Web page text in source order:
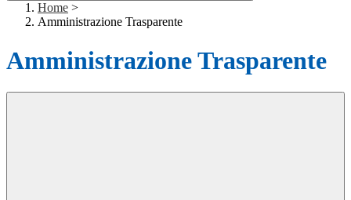
Home >
Amministrazione Trasparente
Amministrazione Trasparente